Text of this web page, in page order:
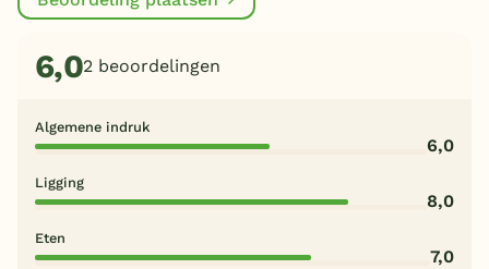
6,02 beoordelingen
Algemene indruk
6,0
Ligging
8,0
Eten
7,0